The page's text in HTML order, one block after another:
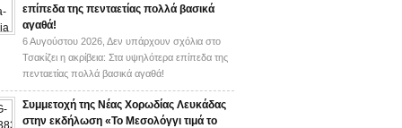
επίπεδα της πενταετίας πολλά βασικά
αγαθά!
6 Αυγούστου 2026, Δεν υπάρχουν σχόλια στο
Τσακίζει η ακρίβεια: Στα υψηλότερα επίπεδα της
πενταετίας πολλά βασικά αγαθά!
Συμμετοχή της Νέας Χορωδίας Λευκάδας
στην εκδήλωση «Το Μεσολόγγι τιμά το